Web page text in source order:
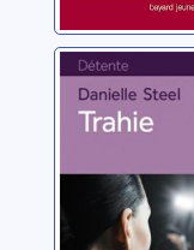
Trahie:
Steel, Danielle